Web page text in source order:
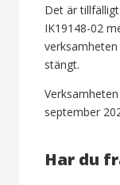
Det är
IK19148-02
stängt.
september
Har du